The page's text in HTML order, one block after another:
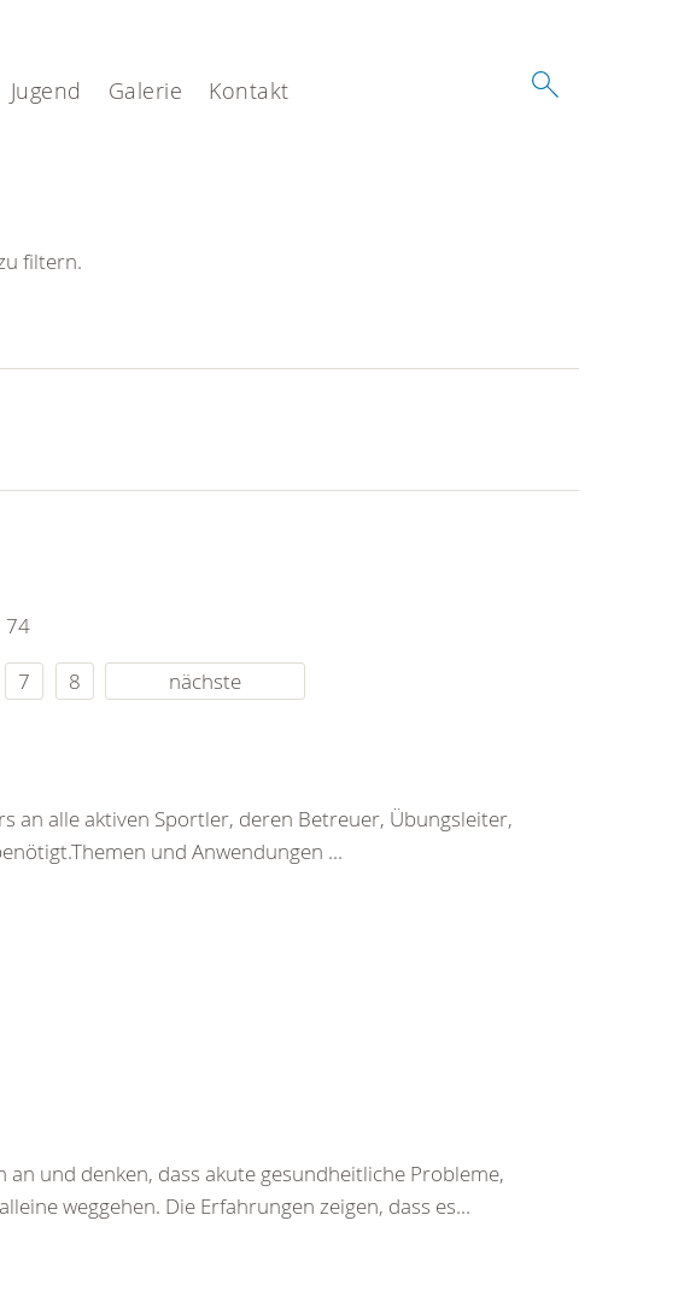
Jugend Galerie Kontakt
filtern.
74
7 8 nächste
an alle aktiven Sportler, deren Betreuer, Übungsleiter,
und Anwendungen ...
und denken, dass akute gesundheitliche Probleme,
weggehen. Die Erfahrungen zeigen, dass es...